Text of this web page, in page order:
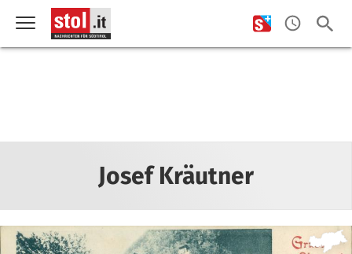
Josef Kräutner